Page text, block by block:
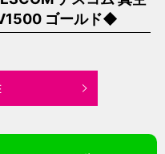
ゴールド◆